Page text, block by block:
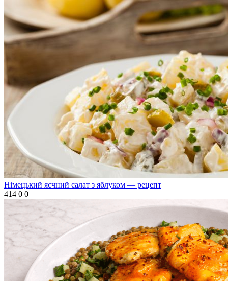
Німецький яєчний салат з яблуком — рецепт
414 0 0